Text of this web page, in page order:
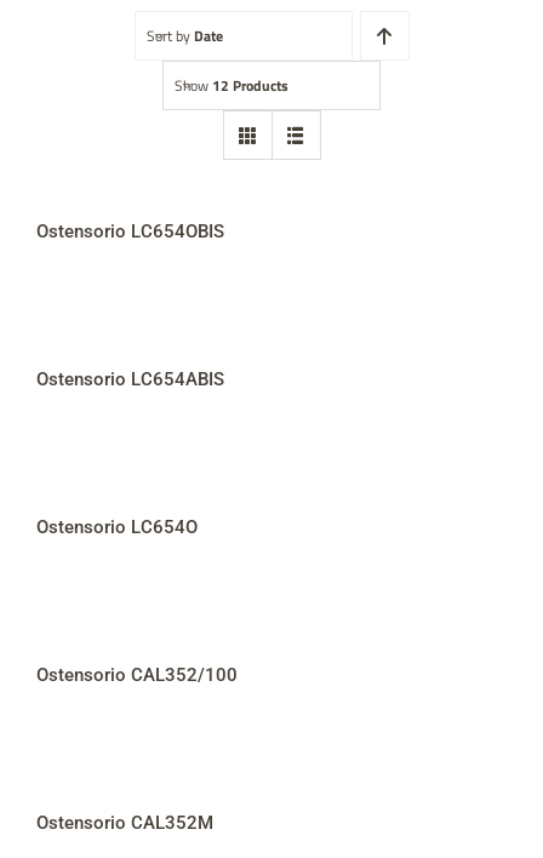
Sartoria ecclesiastica
Arredo chiese
Sort by Date
Show 12 Products
Ostensorio LC654OBIS
Ostensorio LC654ABIS
Ostensorio LC654O
Ostensorio CAL352/100
Ostensorio CAL352M